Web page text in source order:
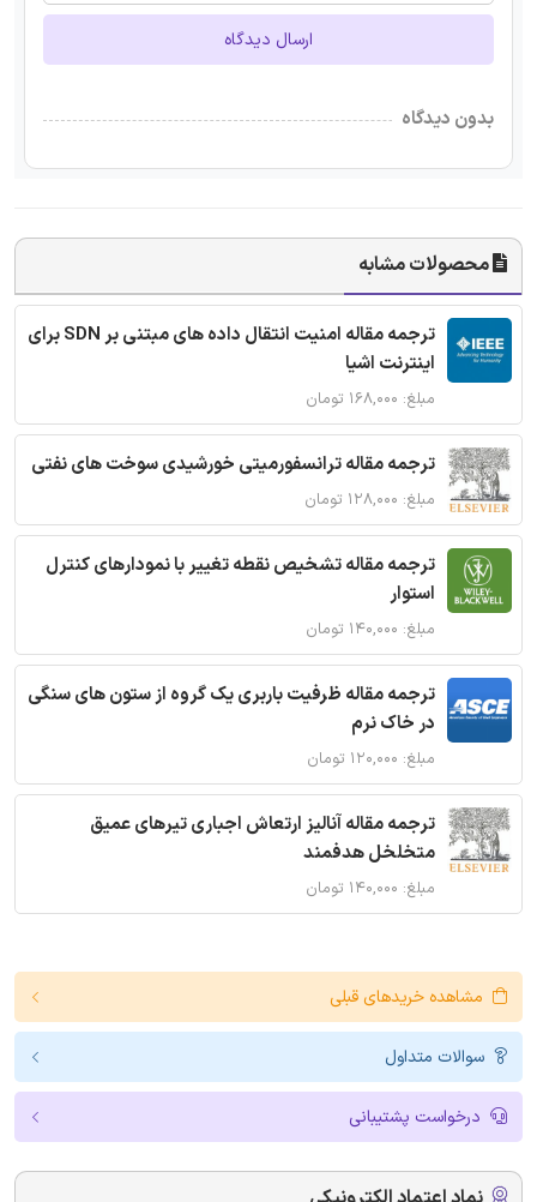
ارسال دیدگاه
بدون دیدگاه
محصولات مشابه
ترجمه مقاله امنیت انتقال داده های مبتنی بر SDN برای
اینترنت اشیا
مبلغ: ۱۶۸,۰۰۰ تومان
ترجمه مقاله ترانسفورمیتی خورشیدی سوخت های نفتی
مبلغ: ۱۲۸,۰۰۰ تومان
ترجمه مقاله تشخیص نقطه تغییر با نمودارهای کنترل
استوار
مبلغ: ۱۴۰,۰۰۰ تومان
ترجمه مقاله ظرفیت باربری یک گروه از ستون های سنگی
در خاک نرم
مبلغ: ۱۲۰,۰۰۰ تومان
ترجمه مقاله آنالیز ارتعاش اجباری تیرهای عمیق
متخلخل هدفمند
مبلغ: ۱۴۰,۰۰۰ تومان
مشاهده خریدهای قبلی
سوالات متداول
درخواست پشتیبانی